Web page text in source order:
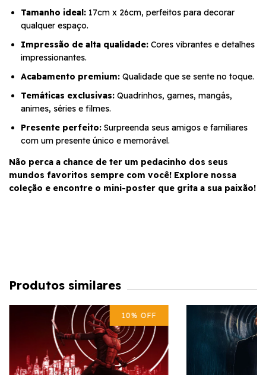
Tamanho ideal: 17cm x 26cm, perfeitos para decorar
qualquer espaço.
Impressão de alta qualidade: Cores vibrantes e detalhes
impressionantes.
Acabamento premium: Qualidade que se sente no toque.
Temáticas exclusivas: Quadrinhos, games, mangás,
animes, séries e filmes.
Presente perfeito: Surpreenda seus amigos e familiares
com um presente único e memorável.
Não perca a chance de ter um pedacinho dos seus
mundos favoritos sempre com você! Explore nossa
coleção e encontre o mini-poster que grita a sua paixão!
Produtos similares
10% OFF